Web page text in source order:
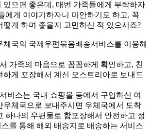
있으면 좋은데, 매번 가족들에게 부탁하자
에게 이야기하자니 미안하기도 하고, 꼭
떻게 하며 좋을지 고민하신 적 있으시죠?
체국의 국제우편묶음배송서비스를 이용해
가족의 마음으로 꼼꼼하게 확인하고, 친
하게 포장해서 계신 오스트리아로 보내드
비스는 국내 쇼핑몰 등에서 구입하신 여
우체국으로 보내주시면 우체국에서 도착
하나의 우편물로 합포장해서 안전하고 정
를 통해 해외 배송지로 배송하는 서비스